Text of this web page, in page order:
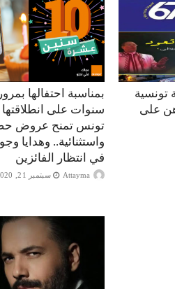
سنوات على انطلاقتها
تونس تمنح عروض
واستثنائية.. وهدايا
في انتظار الفائزين
Attayma سبتمبر 21, 2020
تونسية
على